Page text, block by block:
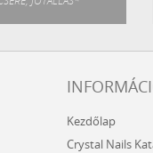
Kezdőlap
Crystal Nails